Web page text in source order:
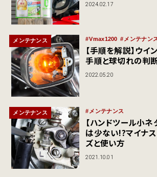
2024.02.17
メンテナンス Vmax1200 メンテナン
【手順を解説】ウ
手順と球切れの判
2022.05.20
メンテナンス メンテナンス
【ハンドツール小
は少ない!?マイナ
ズと使い方
2021.10.01